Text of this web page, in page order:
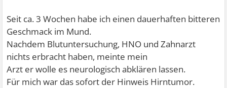
Seit ca. 3 Wochen habe ich einen dauerhaften bitteren
Geschmack im Mund.
Nachdem Blutuntersuchung, HNO und Zahnarzt
nichts erbracht haben, meinte mein
Arzt er wolle es neurologisch abklären lassen.
Für mich war das sofort der Hinweis Hirntumor.